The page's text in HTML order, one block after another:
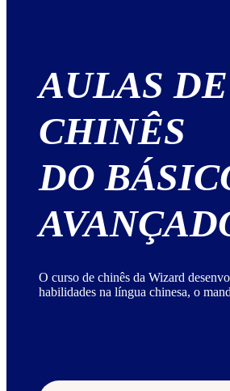
AULAS DE
CHINÊS
DO
O curso de chinês da Wizard
habilidades na língua chinesa, o